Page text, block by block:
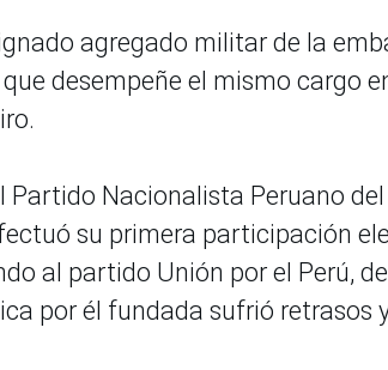
agregado militar de la
desempeñe el mismo cargo
Partido Nacionalista Peruano
su primera participación
al partido Unión por el Perú,
por él fundada sufrió retrasos